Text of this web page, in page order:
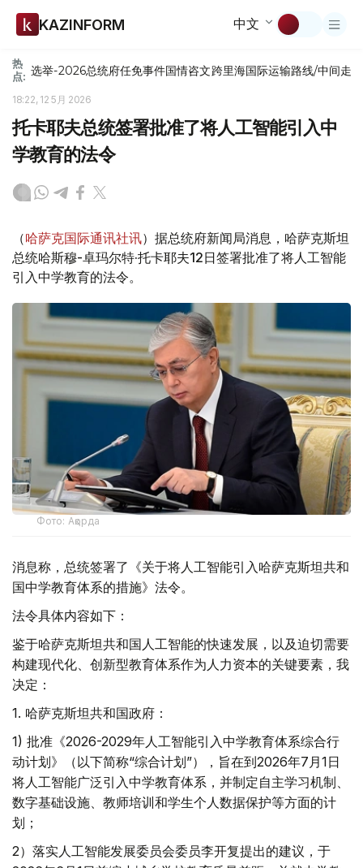
KAZINFORM 中文
热
点: 选举-2026总统府任免事件国情咨文跨里海国际运输路线/中间走廊
18:22, 12 5月 2026
托卡耶夫总统签署批准了将人工智能引入中
学教育的法令
（哈萨克国际通讯社讯）据总统府新闻局消息，哈萨克斯坦
总统哈斯穆-卓玛尔特·托卡耶夫12日签署批准了将人工智能
引入中学教育的法令。
Фото: Ақорда
消息称，总统签署了《关于将人工智能引入哈萨克斯坦共和
国中学教育体系的措施》法令。
法令具体内容如下：
鉴于哈萨克斯坦共和国人工智能的快速发展，以及迫切需要
构建现代化、创新型教育体系作为人力资本的关键要素，我
决定：
1. 哈萨克斯坦共和国政府：
1) 批准《2026-2029年人工智能引入中学教育体系综合行
动计划》（以下简称“综合计划”），旨在到2026年7月1日
将人工智能广泛引入中学教育体系，并制定自主学习机制、
数字基础设施、教师培训和学生个人数据保护等方面的计
划；
2）落实人工智能发展委员会委员李开复提出的建议，于